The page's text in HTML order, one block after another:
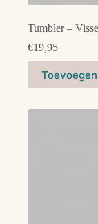
Tumbler –
€19,95